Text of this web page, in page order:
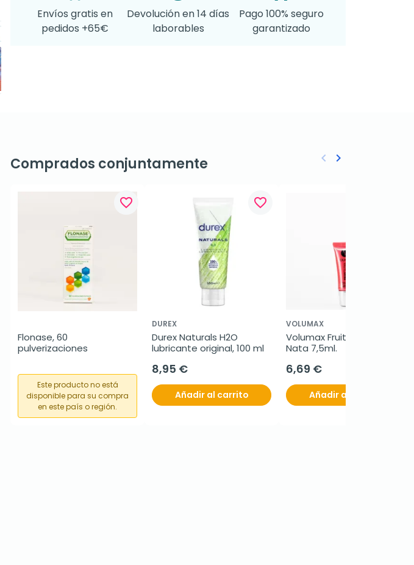
Envíos gratis en
pedidos +65€
Devolución en 14 días
laborables
Pago 100% seguro
garantizado
Comprados conjuntamente
favorite_border
Flonase, 60
pulverizaciones
Este producto no está
disponible para su compra
en este país o región.
favorite_border
DUREX
Durex Naturals H2O
lubricante original, 100 ml
8,95 €
Añadir al carrito
VOLUMAX
Volumax Fruitgloss Fresa
Nata 7,5ml.
6,69 €
Añadir al carrito
Anterior
keyboard_arrow_left Siguiente
keyboard_arrow_right